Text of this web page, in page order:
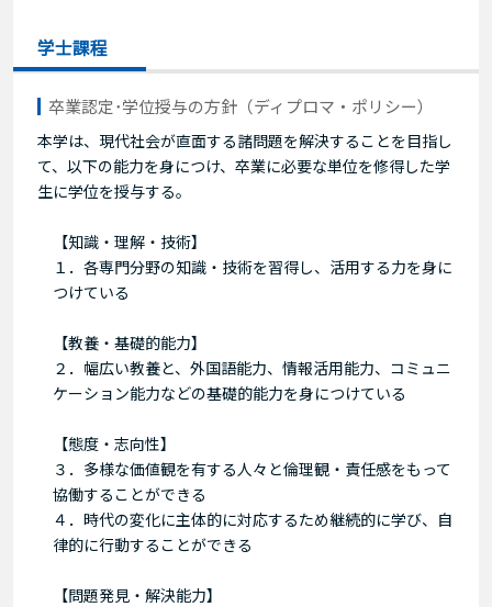
学士課程
卒業認定･学位授与の方針（ディプロマ・ポリシー）
本学は、現代社会が直面する諸問題を解決することを目指し
て、以下の能力を身につけ、卒業に必要な単位を修得した学
生に学位を授与する。
【知識・理解・技術】
１．各専門分野の知識・技術を習得し、活用する力を身に
つけている
【教養・基礎的能力】
２．幅広い教養と、外国語能力、情報活用能力、コミュニ
ケーション能力などの基礎的能力を身につけている
【態度・志向性】
３．多様な価値観を有する人々と倫理観・責任感をもって
協働することができる
４．時代の変化に主体的に対応するため継続的に学び、自
律的に行動することができる
【問題発見・解決能力】